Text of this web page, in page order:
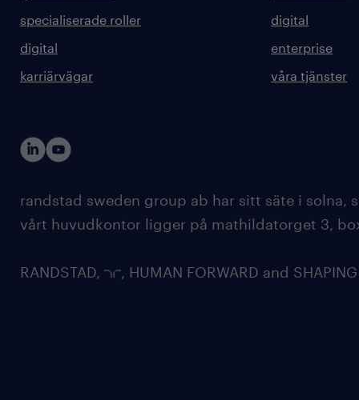
specialiserade roller
digital
karriärvägar
digital
enterprise
våra tjänster
randstad sweden group ab har sitt säte i solna,
vårt huvudkontor ligger på mathildatorget 3,
RANDSTAD, , HUMAN FORWARD and